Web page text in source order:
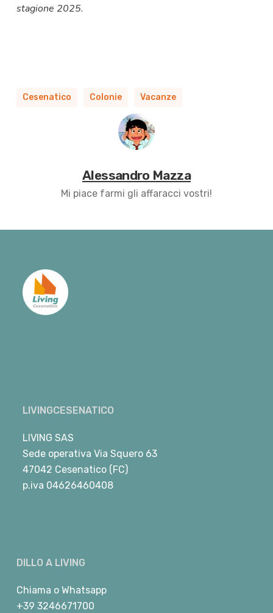
stagione 2025.
Cesenatico Colonie Vacanze
Alessandro Mazza
Mi piace farmi gli affaracci vostri!
LIVINGCESENATICO
LIVING SAS
Sede operativa Via Squero 63
47042 Cesenatico (FC)
p.iva 04626460408
DILLO A LIVING
Chiama o Whatsapp
+39 3246671700